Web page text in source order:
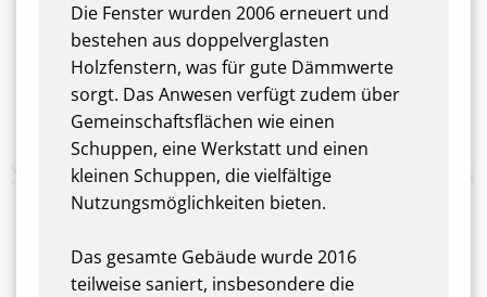
Die Fenster wurden 2006 erneuert und
bestehen aus doppelverglasten
Holzfenstern, was für gute Dämmwerte
sorgt. Das Anwesen verfügt zudem über
Gemeinschaftsflächen wie einen
Schuppen, eine Werkstatt und einen
kleinen Schuppen, die vielfältige
Nutzungsmöglichkeiten bieten.
Das gesamte Gebäude wurde 2016
teilweise saniert, insbesondere die